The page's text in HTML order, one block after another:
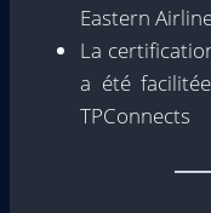
Eastern
La
a été
TPConnects